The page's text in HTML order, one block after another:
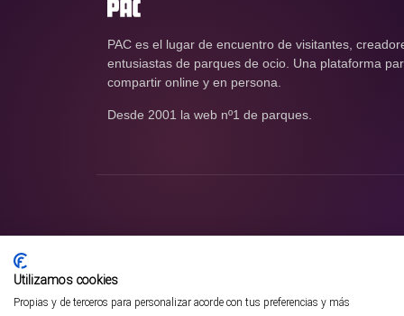
PAC es el lugar de encuentro de visitantes,
entusiastas de parques de ocio. Una plataforma
compartir online y en persona.
Desde 2001 la web nº1 de parques.
Utilizamos cookies
Propias y de terceros para personalizar acorde con tus preferencias y más